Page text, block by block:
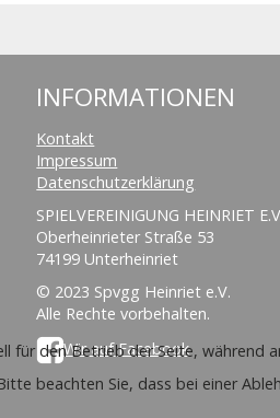
INFORMATIONEN
Kontakt
Impressum
Datenschutzerklärung
SPIELVEREINIGUNG HEINRIET E.V
Oberheinrieter Straße 53
74199 Unterheinriet
© 2023 Spvgg Heinriet e.V.
Alle Rechte vorbehalten.
Wir auf Facebook
für den Betrieb der Seite,
beachten Sie, dass bei einer